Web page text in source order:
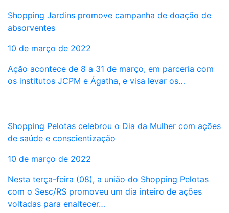
Shopping Jardins promove campanha de doação de
absorventes
10 de março de 2022
Ação acontece de 8 a 31 de março, em parceria com
os institutos JCPM e Ágatha, e visa levar os…
Shopping Pelotas celebrou o Dia da Mulher com ações
de saúde e conscientização
10 de março de 2022
Nesta terça-feira (08), a união do Shopping Pelotas
com o Sesc/RS promoveu um dia inteiro de ações
voltadas para enaltecer…